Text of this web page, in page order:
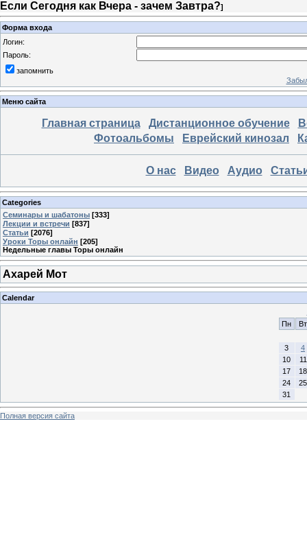
Если Сегодня как Вчера - зачем Завтра?]
Форма входа
Логин:
Пароль:
запомнить
Меню сайта
Главная страница Дистанционное обучение
Фотоальбомы
Еврейский кинозал
О нас Видео Аудио
Categories
Семинары и шабатоны [333]
Лекции и встречи [837]
Статьи [2076]
Уроки Торы онлайн [205]
Недельные главы Торы онлайн
Ахарей Мот
Calendar
Пн
Вт
3
4
10
11
17
18
24
25
31
Полная версия сайта